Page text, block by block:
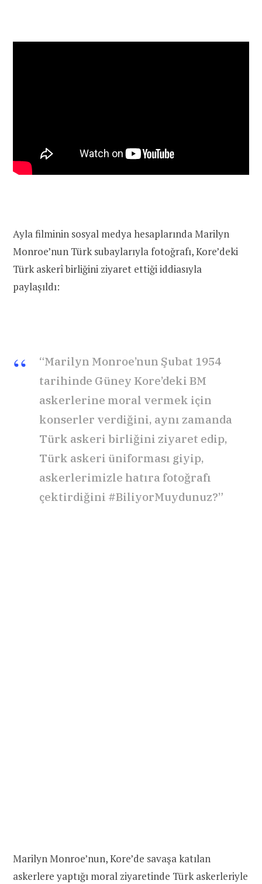
Ayla filminin sosyal medya hesaplarında Marilyn
Monroe’nun Türk subaylarıyla fotoğrafı, Kore’deki
Türk askerî birliğini ziyaret ettiği iddiasıyla
paylaşıldı:
“Marilyn Monroe’nun Şubat 1954
tarihinde Güney Kore’deki BM
askerlerine moral vermek için
konserler verdiğini, aynı zamanda
Türk askeri birliğini ziyaret edip,
Türk askeri üniforması giyip,
askerlerimizle hatıra fotoğrafı
çektirdiğini #BiliyorMuydunuz?”
Marilyn Monroe’nun, Kore’de savaşa katılan
askerlere yaptığı moral ziyaretinde Türk askerleriyle